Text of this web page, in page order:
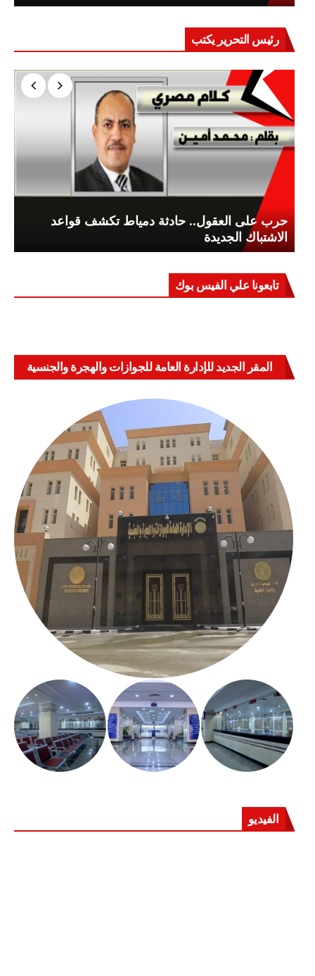
رئيس التحرير يكتب
حرب على العقول.. حادثة دمياط تكشف قواعد
الاشتباك الجديدة
تابعونا علي الفيس بوك
المقر الجديد للإدارة العامة للجوازات والهجرة والجنسية
الفيديو